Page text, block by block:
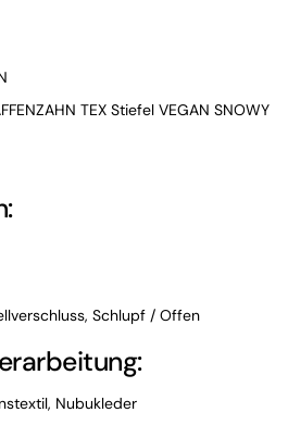
TEX Stiefel VEGAN SNOWY
Schlupf / Offen
Nubukleder